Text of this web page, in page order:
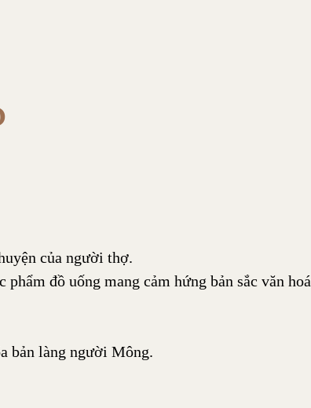
của người thợ.
đồ uống mang cảm hứng bản sắc văn hoá
bản làng người Mông.